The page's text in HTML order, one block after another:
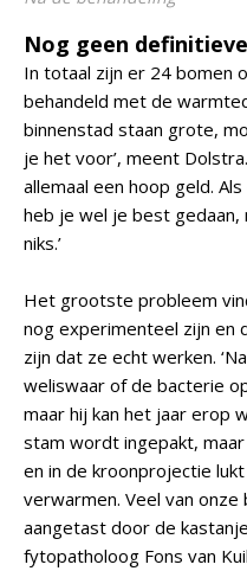
Nog geen
In totaal zijn er 24 bomen
behandeld met de
binnenstad staan grote,
je het voor’, meent
allemaal een hoop geld.
heb je wel je best gedaan,
niks.’
Het grootste probleem
nog experimenteel zijn en
zijn dat ze echt werken.
weliswaar of de bacterie
maar hij kan het jaar erop
stam wordt ingepakt,
en in de kroonprojectie
verwarmen. Veel van
aangetast door de
fytopatholoog Fons van